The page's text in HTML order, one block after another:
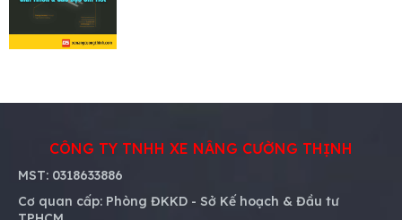
CÔNG TY TNHH XE NÂNG CƯỜNG THỊNH
MST: 0318633886
Cơ quan cấp: Phòng ĐKKD - Sở Kế hoạch & Đầu tư